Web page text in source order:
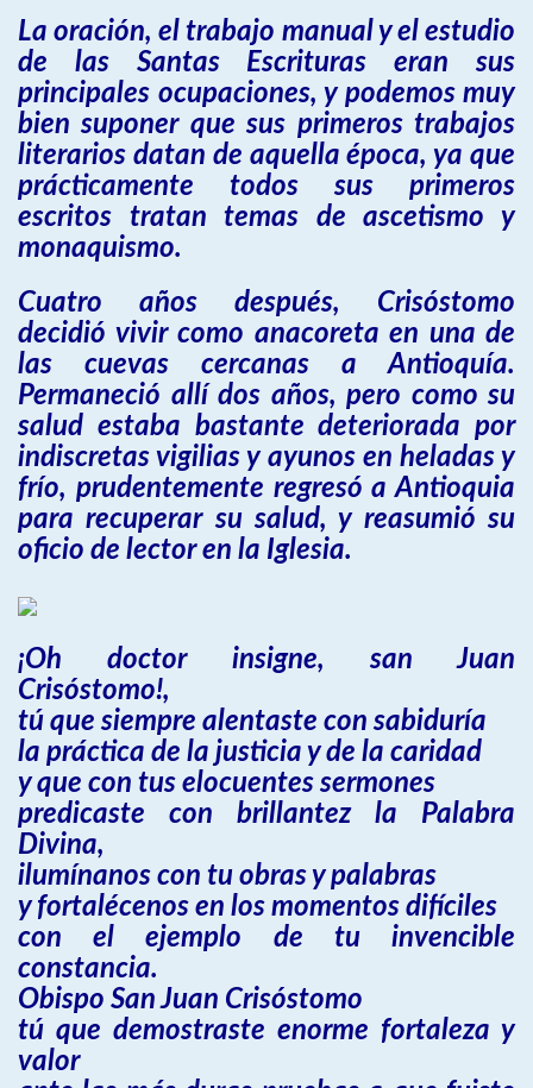
La oración, el trabajo manual y el estudio
de las Santas Escrituras eran sus
principales ocupaciones, y podemos muy
bien suponer que sus primeros trabajos
literarios datan de aquella época, ya que
prácticamente todos sus primeros
escritos tratan temas de ascetismo y
monaquismo.
Cuatro años después, Crisóstomo
decidió vivir como anacoreta en una de
las cuevas cercanas a Antioquía.
Permaneció allí dos años, pero como su
salud estaba bastante deteriorada por
indiscretas vigilias y ayunos en heladas y
frío, prudentemente regresó a Antioquia
para recuperar su salud, y reasumió su
oficio de lector en la Iglesia.
¡Oh doctor insigne, san Juan
Crisóstomo!,
tú que siempre alentaste con sabiduría
la práctica de la justicia y de la caridad
y que con tus elocuentes sermones
predicaste con brillantez la Palabra
Divina,
ilumínanos con tu obras y palabras
y fortalécenos en los momentos difíciles
con el ejemplo de tu invencible
constancia.
Obispo San Juan Crisóstomo
tú que demostraste enorme fortaleza y
valor